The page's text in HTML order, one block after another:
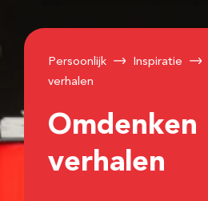
Persoonlijk Inspiratie
verhalen
Omdenken
verhalen